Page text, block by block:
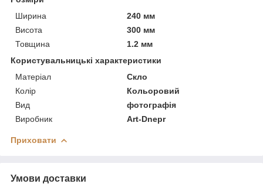
Ширина
240 мм
Висота
300 мм
Товщина
1.2 мм
Користувальницькі характеристики
Матеріал
Скло
Колір
Кольоровий
Вид
фотографія
Виробник
Art-Dnepr
Приховати
Умови доставки